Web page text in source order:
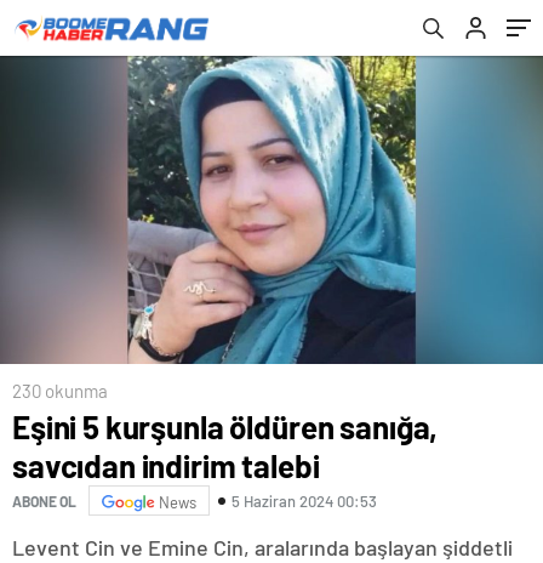
230 okunma
Eşini 5 kurşunla öldüren sanığa,
savcıdan indirim talebi
ABONE OL News 5 Haziran 2024 00:53
Levent Cin ve Emine Cin, aralarında başlayan şiddetli